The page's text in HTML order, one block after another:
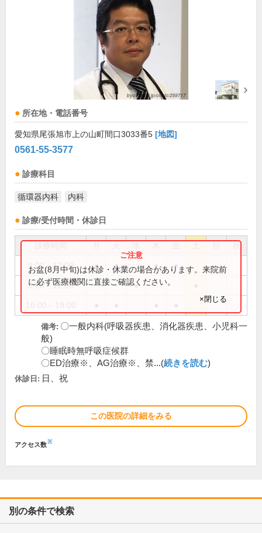
所在地・電話番号
愛知県尾張旭市上の山町間口3033番5 [地図]
0561-55-3577
診療科目
循環器内科 内科
診療/受付時間・休診日
祝
9:00～12:00 ● ● ● ●
9:00～12:30 ●
お盆(8月中旬)は休診・休業の場合があります。来院前
に必ず医療機関に直接ご確認ください。
×閉じる
備考: 〇一般内科(呼吸器疾患、消化器疾患、小児科一
般)
〇睡眠時無呼吸症候群
〇ED治療※、AG治療※、禁...(続きを読む)
休診日: 日、祝
この医院の詳細をみる
アクセス数※
別の条件で検索